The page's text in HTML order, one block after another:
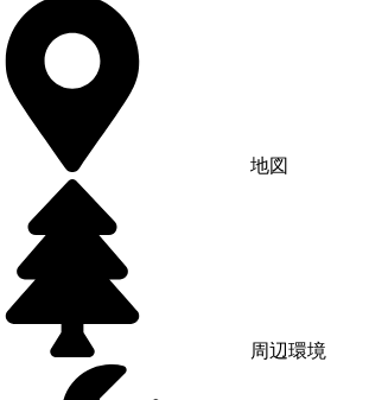
地図
周辺環境